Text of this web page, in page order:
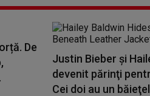
De
Justin Bieber şi
devenit părinţi
Cei doi au un băieţel